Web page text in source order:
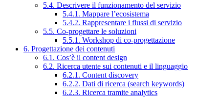
5.4. Descrivere il funzionamento del servizio
5.4.1. Mappare l’ecosistema
5.4.2. Rappresentare i flussi di servizio
5.5. Co-progettare le soluzioni
5.5.1. Workshop di co-progettazione
6. Progettazione dei contenuti
6.1. Cos’è il content design
6.2. Ricerca utente sui contenuti e il linguaggio
6.2.1. Content discovery
6.2.2. Dati di ricerca (search keywords)
6.2.3. Ricerca tramite analytics